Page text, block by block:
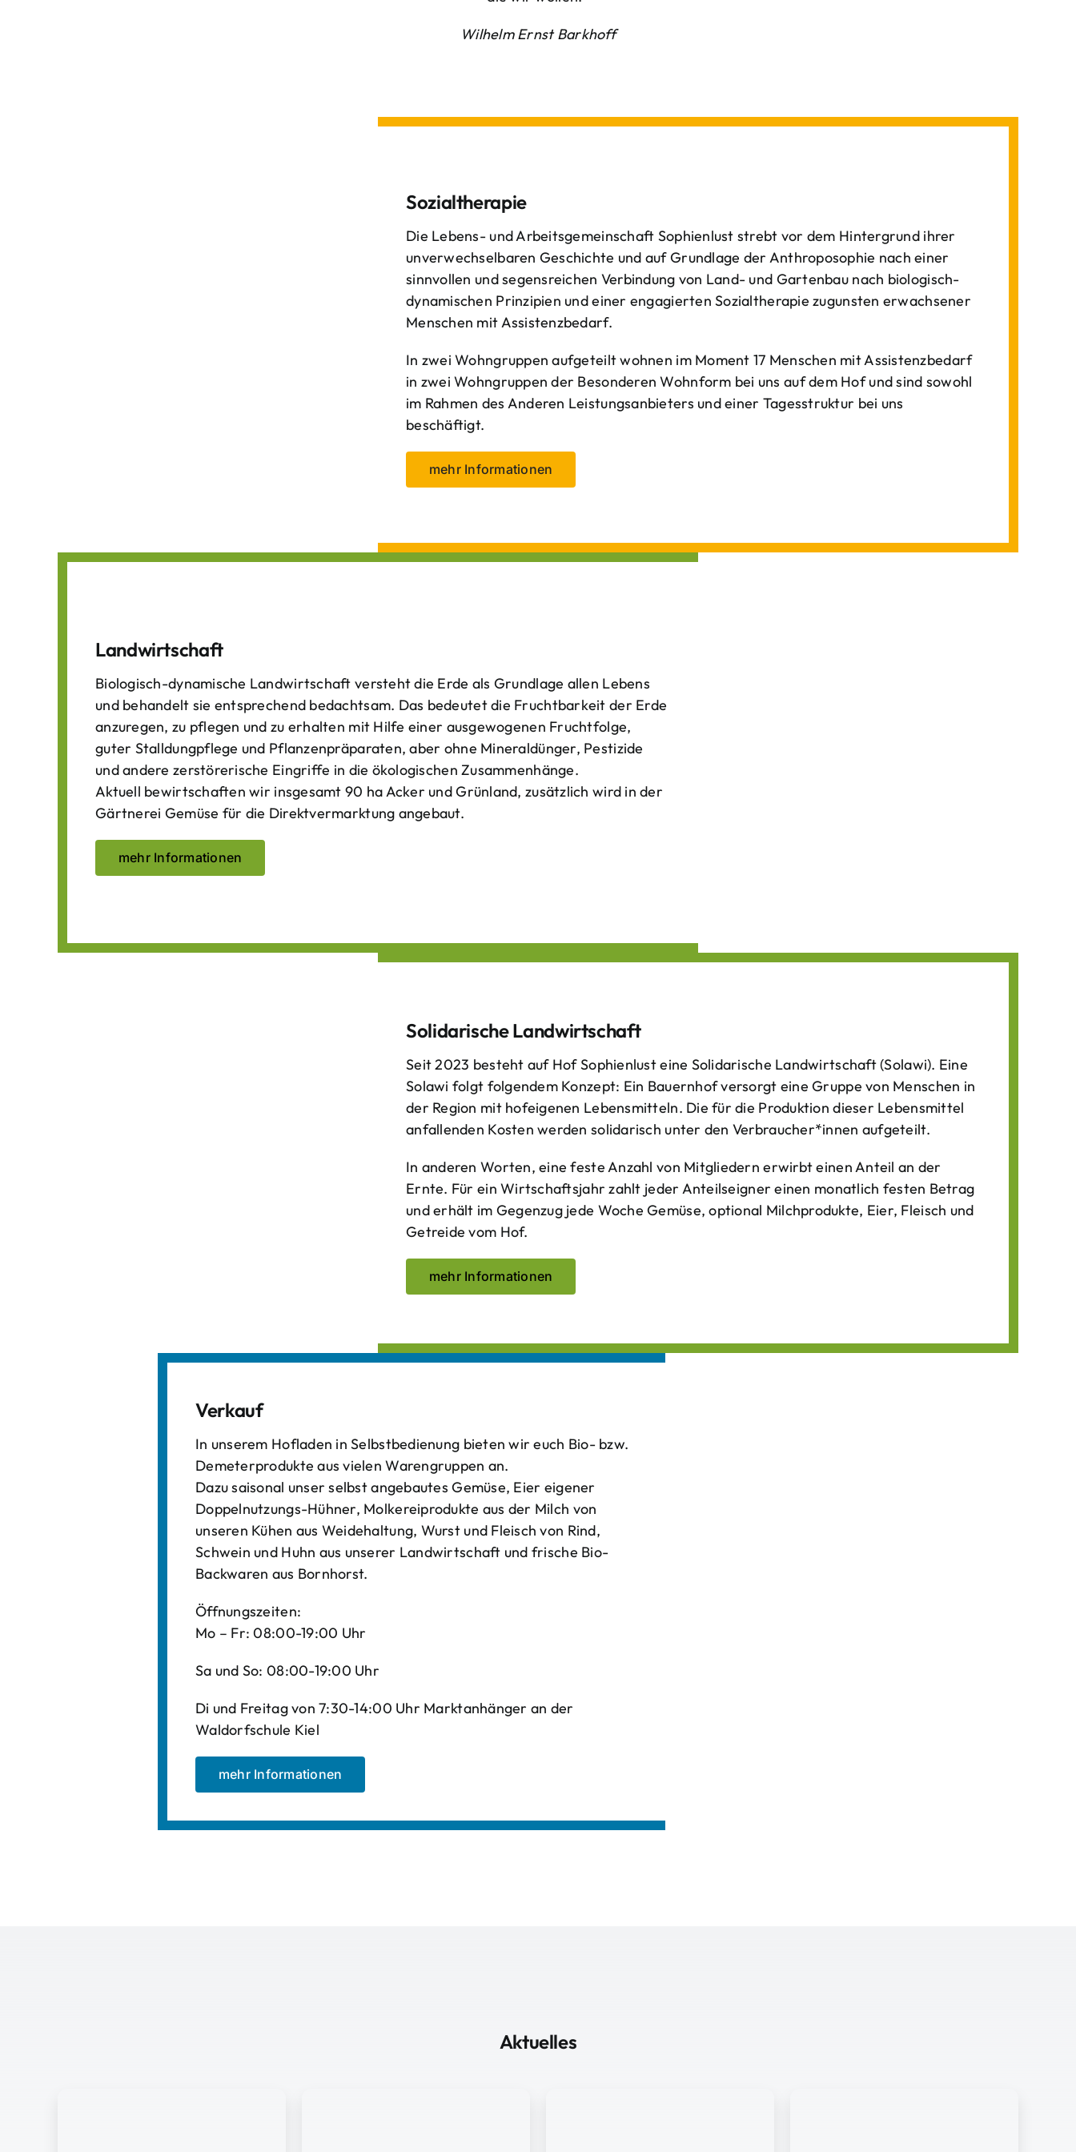
Wilhelm Ernst Barkhoff
Sozialtherapie
Die Lebens- und Arbeitsgemeinschaft Sophienlust strebt vor dem Hintergrund ihrer
unverwechselbaren Geschichte und auf Grundlage der Anthroposophie nach einer
sinnvollen und segensreichen Verbindung von Land- und Gartenbau nach biologisch-
dynamischen Prinzipien und einer engagierten Sozialtherapie zugunsten erwachsener
Menschen mit Assistenzbedarf.
In zwei Wohngruppen aufgeteilt wohnen im Moment 17 Menschen mit Assistenzbedarf
in zwei Wohngruppen der Besonderen Wohnform bei uns auf dem Hof und sind sowohl
im Rahmen des Anderen Leistungsanbieters und einer Tagesstruktur bei uns
beschäftigt.
mehr Informationen
Landwirtschaft
Biologisch-dynamische Landwirtschaft versteht die Erde als Grundlage allen Lebens
und behandelt sie entsprechend bedachtsam. Das bedeutet die Fruchtbarkeit der Erde
anzuregen, zu pflegen und zu erhalten mit Hilfe einer ausgewogenen Fruchtfolge,
guter Stalldungpflege und Pflanzenpräparaten, aber ohne Mineraldünger, Pestizide
und andere zerstörerische Eingriffe in die ökologischen Zusammenhänge.
Aktuell bewirtschaften wir insgesamt 90 ha Acker und Grünland, zusätzlich wird in der
Gärtnerei Gemüse für die Direktvermarktung angebaut.
mehr Informationen
Solidarische Landwirtschaft
Seit 2023 besteht auf Hof Sophienlust eine Solidarische Landwirtschaft (Solawi). Eine
Solawi folgt folgendem Konzept: Ein Bauern­hof versorgt eine Gruppe von Menschen in
der Region mit hof­eigenen Lebens­mitteln. Die für die Produktion dieser Lebens­mittel
anfallenden Kosten werden solidarisch unter den Verbraucher*­innen aufgeteilt.
In anderen Worten, eine feste Anzahl von Mitgliedern erwirbt einen Anteil an der
Ernte. Für ein Wirtschaftsjahr zahlt jeder Anteilseigner einen monatlich festen Betrag
und erhält im Gegenzug jede Woche Gemüse, optional Milchprodukte, Eier, Fleisch und
Getreide vom Hof.
mehr Informationen
Verkauf
In unserem Hofladen in Selbstbedienung bieten wir euch Bio- bzw.
Demeterprodukte aus vielen Warengruppen an.
Dazu saisonal unser selbst angebautes Gemüse, Eier eigener
Doppelnutzungs-Hühner, Molkereiprodukte aus der Milch von
unseren Kühen aus Weidehaltung, Wurst und Fleisch von Rind,
Schwein und Huhn aus unserer Landwirtschaft und frische Bio-
Backwaren aus Bornhorst.
Öffnungszeiten:
Mo – Fr: 08:00-19:00 Uhr
Sa und So: 08:00-19:00 Uhr
Di und Freitag von 7:30-14:00 Uhr Marktanhänger an der
Waldorfschule Kiel
mehr Informationen
Aktuelles